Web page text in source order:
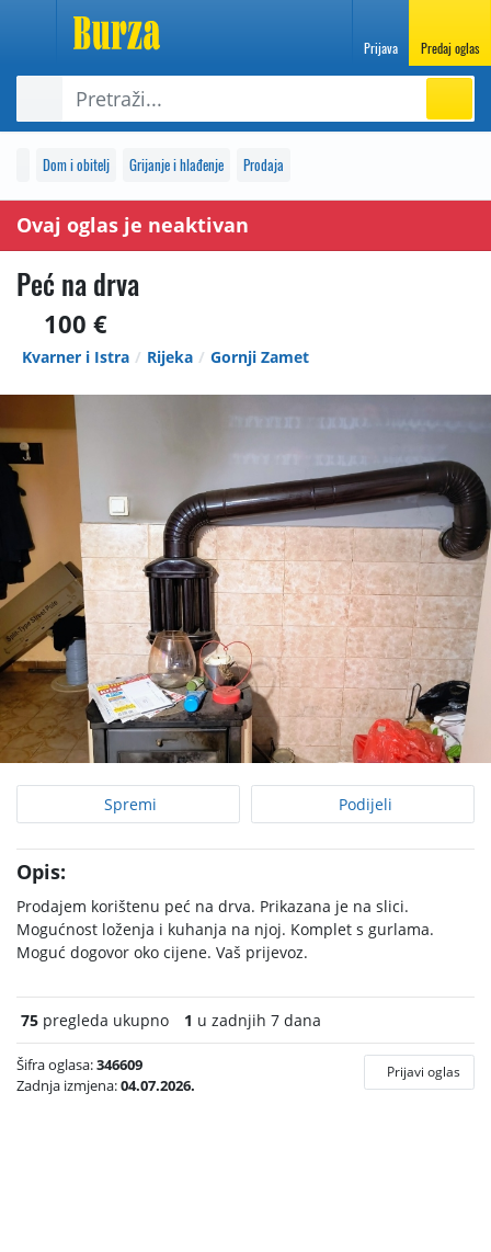
Prijava Predaj oglas
Dom i obitelj Grijanje i hlađenje Prodaja
Ovaj oglas je neaktivan
Peć na drva
100 €
Kvarner i Istra Rijeka Gornji Zamet
Spremi Podijeli
Opis:
Prodajem korištenu peć na drva. Prikazana je na slici.
Mogućnost loženja i kuhanja na njoj. Komplet s gurlama.
Moguć dogovor oko cijene. Vaš prijevoz.
75 pregleda ukupno 1 u zadnjih 7 dana
Šifra oglasa:346609
Zadnja izmjena:04.07.2026.
Prijavi oglas